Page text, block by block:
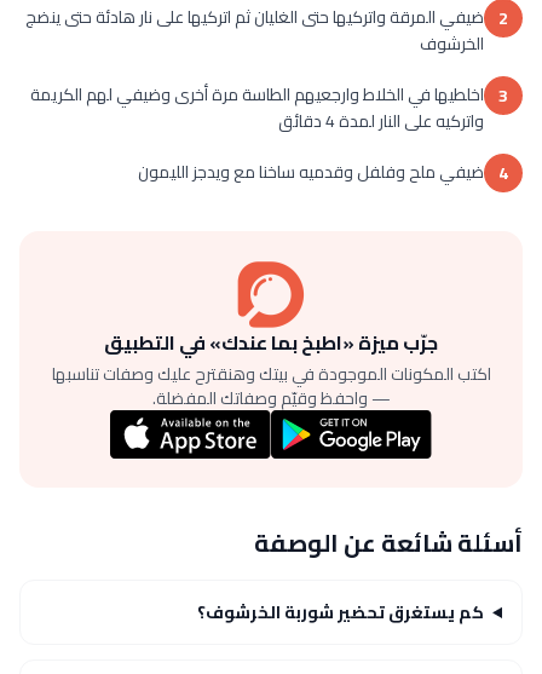
2 ضيفي المرقة واتركيها حتى الغليان ثم اتركيها على نار هادئة حتى ينضج
الخرشوف
3 اخلطيها في الخلاط وارجعيهم الطاسة مرة أخرى وضيفي لهم الكريمة
واتركيه على النار لمدة 4 دقائق
4 ضيفي ملح وفلفل وقدميه ساخنا مع ويدجز الليمون
جرّب ميزة «اطبخ بما عندك» في التطبيق
اكتب المكونات الموجودة في بيتك وهنقترح عليك وصفات تناسبها
— واحفظ وقيّم وصفاتك المفضلة.
أسئلة شائعة عن الوصفة
كم يستغرق تحضير شوربة الخرشوف؟